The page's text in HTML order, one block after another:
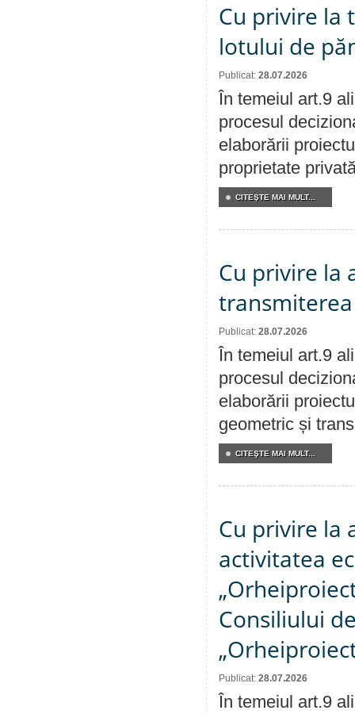
Cu privire la
lotului de
Publicat: 28.07.2026
În temeiul art.9
procesul
elaborării
proprietate
CITEŞTE MAI MULT...
Cu privire la
Publicat: 28.07.2026
În temeiul art.9
procesul
elaborării
geometric și
CITEŞTE MAI MULT...
Cu privire la
activitatea
Consiliului
Publicat: 28.07.2026
În temeiul art.9